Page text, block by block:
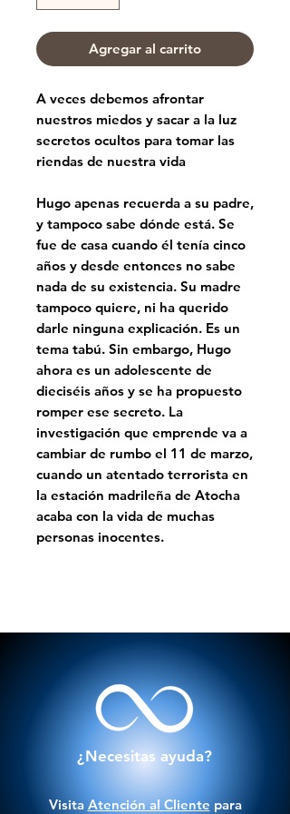
Agregar al carrito
A veces debemos afrontar
nuestros miedos y sacar a la luz
secretos ocultos para tomar las
riendas de nuestra vida
Hugo apenas recuerda a su padre,
y tampoco sabe dónde está. Se
fue de casa cuando él tenía cinco
años y desde entonces no sabe
nada de su existencia. Su madre
tampoco quiere, ni ha querido
darle ninguna explicación. Es un
tema tabú. Sin embargo, Hugo
ahora es un adolescente de
dieciséis años y se ha propuesto
romper ese secreto. La
investigación que emprende va a
cambiar de rumbo el 11 de marzo,
cuando un atentado terrorista en
la estación madrileña de Atocha
acaba con la vida de muchas
personas inocentes.
¿Necesitas ayuda?
Visita Atención al Cliente para